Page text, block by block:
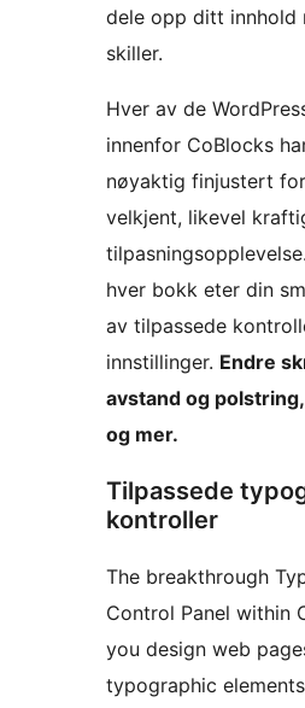
dele opp ditt innhold
skiller.
Hver av de
innenfor CoBlocks
nøyaktig finjustert
velkjent, likevel
hver bokk eter din
av tilpassede
innstillinger. Endre
avstand og
og mer.
Tilpassede
kontroller
The breakthrough
Control Panel within
you design web
typographic